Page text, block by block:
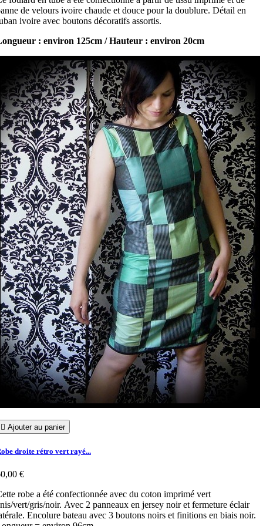
de velours ivoire chaude et douce pour la doublure. Détail en
ivoire avec boutons décoratifs assortis.
: environ 125cm / Hauteur : environ 20cm
 Ajouter au panier
droite rétro vert rayé...
€
robe a été confectionnée avec du coton imprimé vert
vert/gris/noir. Avec 2 panneaux en jersey noir et fermeture éclair
Encolure bateau avec 3 boutons noirs et finitions en biais noir.